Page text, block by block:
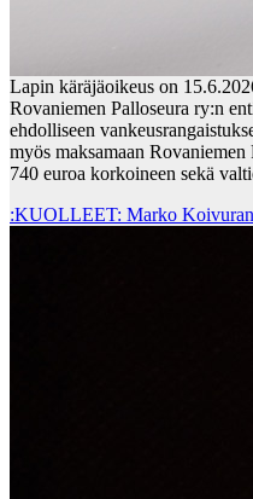
Lapin käräjäoikeus on
Rovaniemen Palloseura ry:n
ehdolliseen
myös maksamaan
740 euroa korkoineen sekä
:KUOLLEET: Marko